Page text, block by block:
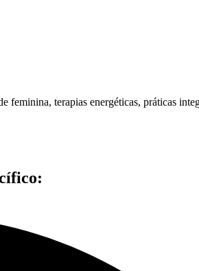
terapias energéticas, práticas